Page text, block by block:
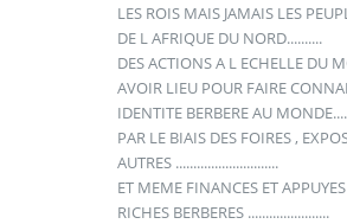
LES ROIS MAIS JAMAIS LES
DE L AFRIQUE DU NORD..........
DES ACTIONS A L ECHELLE DU
AVOIR LIEU POUR FAIRE
IDENTITE BERBERE AU
PAR LE BIAIS DES FOIRES ,
AUTRES .............................
ET MEME FINANCES ET
RICHES BERBERES .......................